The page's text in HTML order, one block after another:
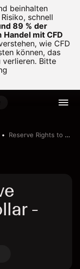
beinhalten
schnell
89 % der
mit CFD
wie CFD
können, das
verlieren. Bitte
Reserve Rights to US Dollar
-